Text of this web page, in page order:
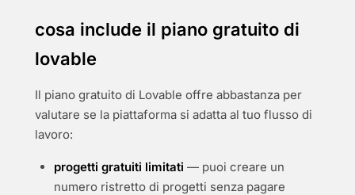
cosa include il piano gratuito di
lovable
Il piano gratuito di Lovable offre abbastanza per
valutare se la piattaforma si adatta al tuo flusso di
lavoro:
progetti gratuiti limitati — puoi creare un
numero ristretto di progetti senza pagare